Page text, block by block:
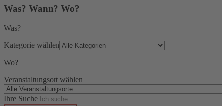
Was? Wann? Wo?
Was?
Kategorie wählen
Wo?
Veranstaltungsort wählen
Ihre Suche